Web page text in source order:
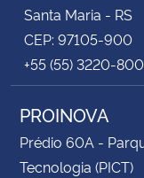
Santa Maria - RS
CEP: 97105-900
+55 (55) 3220-
PROINOVA
Prédio 60A -
Tecnologia (PICT)